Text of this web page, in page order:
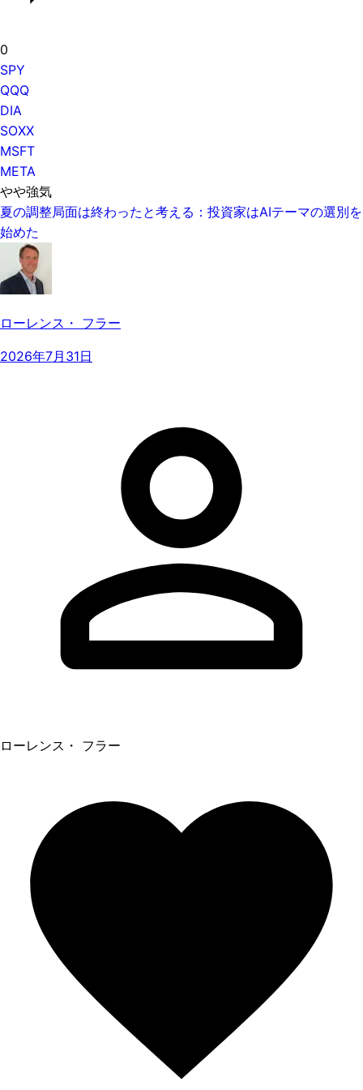
0
SPY
QQQ
DIA
SOXX
MSFT
META
やや強気
夏の調整局面は終わったと考える：投資家はAIテーマの選別を
始めた
ローレンス・ フラー
2026年7月31日
ローレンス・ フラー